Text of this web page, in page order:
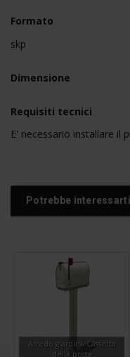
Formato
skp
Dimensione
Requisiti tecnici
E' necessario installare il
Potrebbe
Arredo giardini- Cassetta
della posta